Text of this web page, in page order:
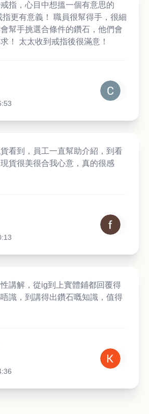
指，心目中想搵一個有意思的
指更有意義！ 職員很幫得手，很細
幫手挑選合條件的鑽石，他們會
！ 太太收到戒指後很滿意！
看到，員工一直幫助介紹，到看
貨很美很合我心意，真的很感
講解，從ig到上實體鋪都回覆得
識，到講得出鑽石嘅知識，值得